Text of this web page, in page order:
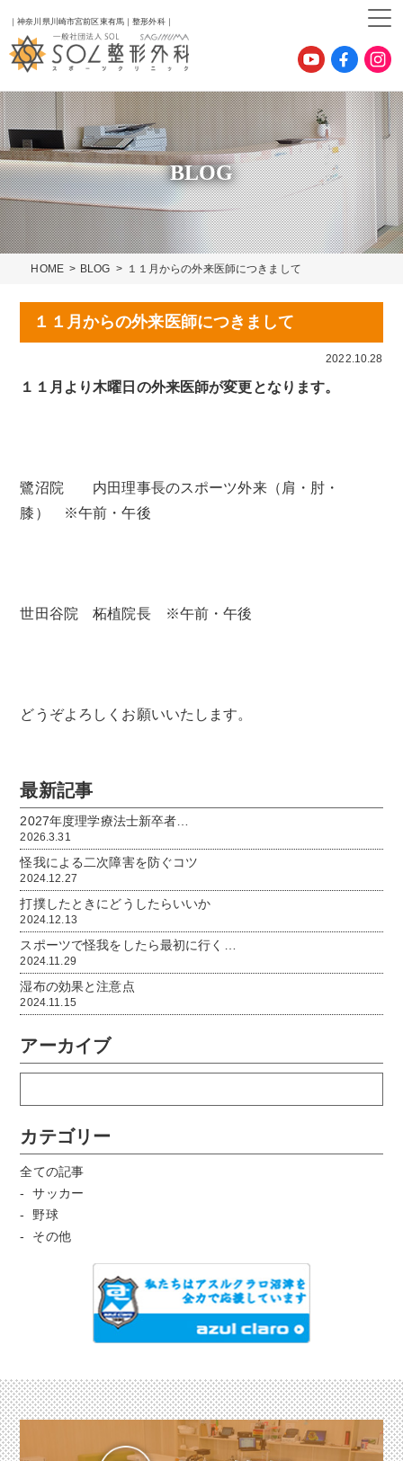
｜神奈川県川崎市宮前区東有馬｜整形外科｜
BLOG
HOME BLOG １１月からの外来医師につきまして
１１月からの外来医師につきまして
2022.10.28
１１月より木曜日の外来医師が変更となります。
鷺沼院 内田理事長のスポーツ外来（肩・肘・
膝） ※午前・午後
世田谷院 柘植院長 ※午前・午後
どうぞよろしくお願いいたします。
最新記事
2027年度理学療法士新卒者…
2026.3.31
怪我による二次障害を防ぐコツ
2024.12.27
打撲したときにどうしたらいいか
2024.12.13
スポーツで怪我をしたら最初に行く…
2024.11.29
湿布の効果と注意点
2024.11.15
アーカイブ
カテゴリー
全ての記事
サッカー
野球
その他